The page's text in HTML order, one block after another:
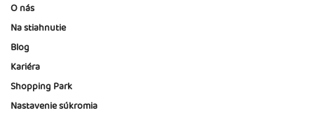
O nás
Na stiahnutie
Blog
Kariéra
Shopping Park
Nastavenie súkromia